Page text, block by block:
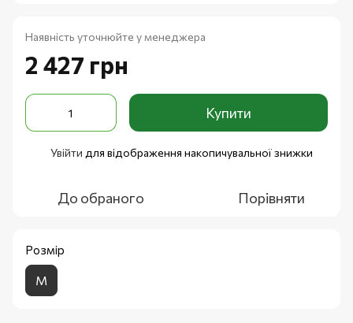
Наявність уточнюйте у менеджера
2 427 грн
Купити
Увійти для відображення накопичувальної знижки
До обраного Порівняти
Розмір
M